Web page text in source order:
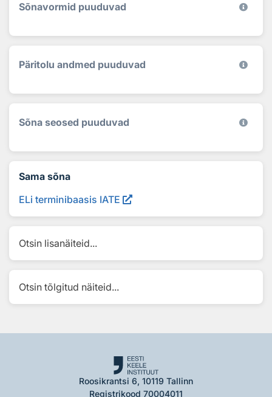
Sõnavormid puuduvad
Päritolu andmed puuduvad
Sõna seosed puuduvad
Sama sõna
ELi terminibaasis IATE
Otsin lisanäiteid...
Otsin tõlgitud näiteid...
Roosikrantsi 6, 10119 Tallinn
Registrikood 70004011